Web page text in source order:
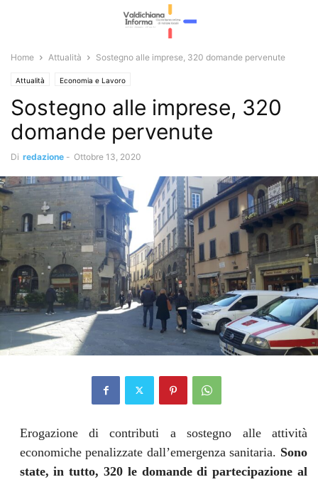
Home Attualità Sostegno alle imprese, 320 domande pervenute
Attualità Economia e Lavoro
Sostegno alle imprese, 320
domande pervenute
Di redazione - Ottobre 13, 2020
Erogazione di contributi a sostegno alle attività
economiche penalizzate dall’emergenza sanitaria. Sono
state, in tutto, 320 le domande di partecipazione al